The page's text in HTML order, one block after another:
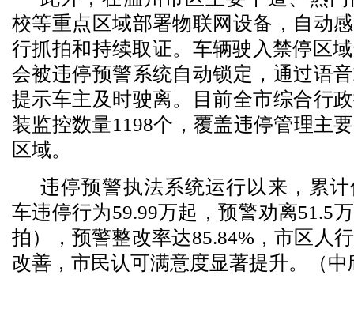
校等重点区域部署物联网设备，自动
行抓拍和持续取证。车辆驶入禁停区
会被违停预警系统自动锁定，通过语
提示车主及时驶离。目前全市综合行
装监控数量1198个，覆盖违停管理主
区域。
违停预警执法系统运行以来，累
车违停行为59.99万起，预警劝离51.5
拍），预警整改率达85.84%，市区人
改善，市民认可满意度显著提升。（中